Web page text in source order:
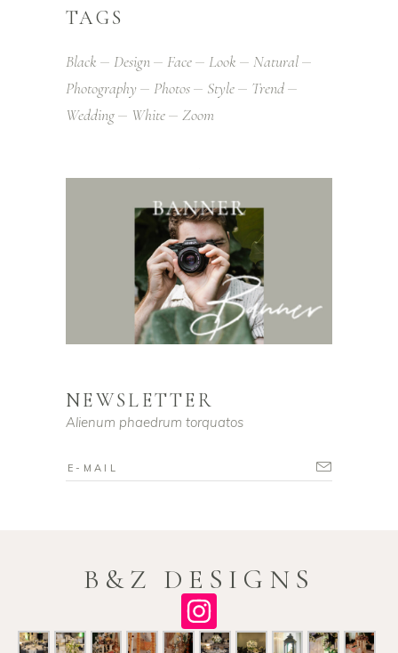
TAGS
Black Design Face Look
Natural
Photography
Photos Style
Trend
Wedding
White Zoom
NEWSLETTER
Alienum phaedrum torquatos
B&Z DESIGNS